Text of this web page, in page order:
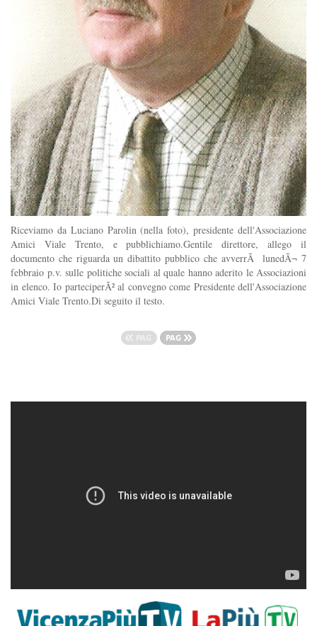
Riceviamo da Luciano Parolin (nella foto), presidente dell'Associazione
Amici Viale Trento, e pubblichiamo.Gentile direttore, allego il
documento che riguarda un dibattito pubblico che avverrÃ lunedÃ¬ 7
febbraio p.v. sulle politiche sociali al quale hanno aderito le Associazioni
in elenco. Io parteciperÃ² al convegno come Presidente dell'Associazione
Amici Viale Trento.Di seguito il testo.